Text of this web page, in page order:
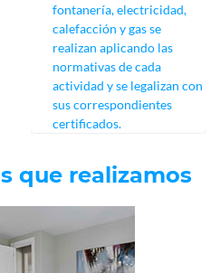
fontanería, electricidad,
calefacción y gas se
realizan aplicando las
normativas de cada
actividad y se legalizan con
sus correspondientes
certificados.
que realizamos